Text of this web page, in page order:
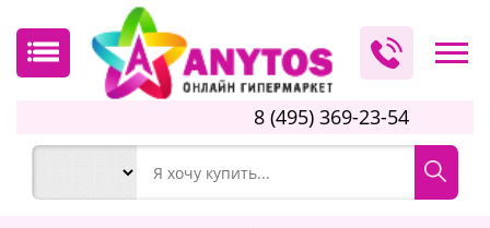
8 (495) 369-23-54